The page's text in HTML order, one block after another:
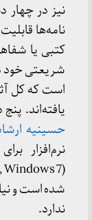
نیز در چهار
نامه‌ها
کتبی یا
شریعتی خود
است که کل
یافته‌اند.
حسینیه
نرم‌افزار
شده است و
ندارد.